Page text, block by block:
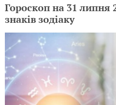
Гороскоп на 31 липня
знаків зодіаку